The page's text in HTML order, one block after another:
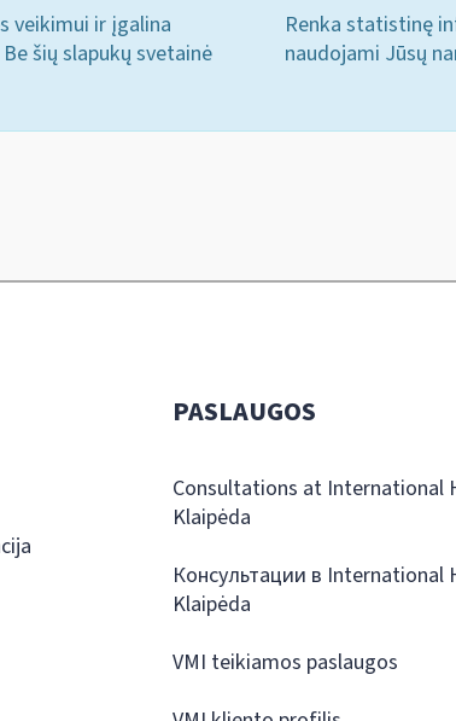
veikimui ir įgalina
šių slapukų svetainė
Renka statistinę
naudojami Jūsų
PASLAUGOS
Consultations at International
Klaipėda
Консультации в International
Klaipėda
VMI teikiamos paslaugos